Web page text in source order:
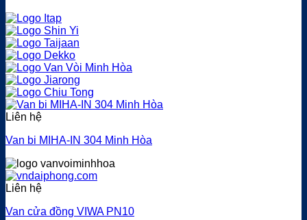
Liên hệ
Van bi MIHA-IN 304 Minh Hòa
Liên hệ
Van cửa đồng VIWA PN10